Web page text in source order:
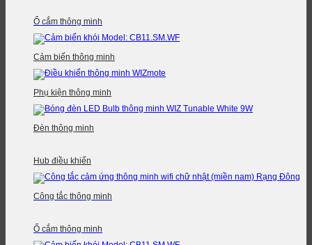
Ổ cắm thông minh
Cảm biến thông minh
Phụ kiện thông minh
Đèn thông minh
Hub điều khiển
Công tắc thông minh
Ổ cắm thông minh